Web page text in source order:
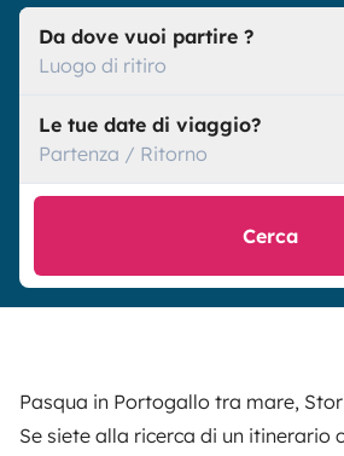
Da dove vuoi partire ?
Luogo di ritiro
Le tue date di viaggio?
Partenza / Ritorno
Cerca
Pasqua in Portogallo tra mare,
Se siete alla ricerca di un itinerario